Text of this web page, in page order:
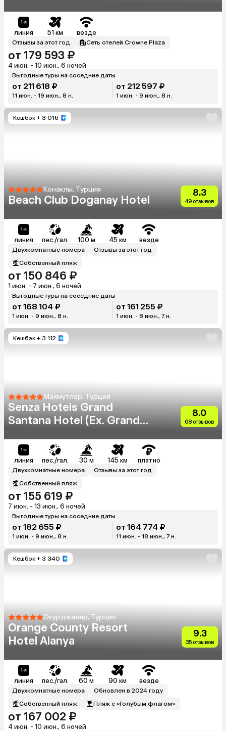
линия 51 км везде
Отзывы за этот год Сеть отелей Crowne Plaza
от 179 593 ₽
4 июн. - 10 июн., 6 ночей
Выгодные туры на соседние даты
от 211 618 ₽
11 июн. - 19 июн., 8 н.
от 212 597 ₽
1 июн. - 9 июн., 8 н.
Кешбэк + 3 016
Конаклы, Турция
Beach Club Doganay Hotel
8.3
49 отзывов
линия пес./гал. 100 м 45 км везде
Двухкомнатные номера
Отзывы за этот год
Собственный пляж
от 150 846 ₽
1 июн. - 7 июн., 6 ночей
Выгодные туры на соседние даты
от 168 104 ₽
1 июн. - 9 июн., 8 н.
от 161 255 ₽
1 июн. - 8 июн., 7 н.
Кешбэк + 3 112
Махмутлар, Турция
Senza Hotels Grand
Santana Hotel (Ex. Grand
8.0
68 отзывов
линия пес./гал. 30 м 145 км платно
Двухкомнатные номера
Отзывы за этот год
Собственный пляж
от 155 619 ₽
7 июн. - 13 июн., 6 ночей
Выгодные туры на соседние даты
от 182 655 ₽
1 июн. - 9 июн., 8 н.
от 164 774 ₽
11 июн. - 18 июн., 7 н.
Кешбэк + 3 340
Окурджалар, Турция
Orange County Resort
Hotel Alanya
9.3
35 отзывов
линия пес./гал. 60 м 90 км везде
Двухкомнатные номера
Обновлен в 2024 году
Собственный пляж
Пляж с «Голубым флагом»
от 167 002 ₽
4 июн. - 10 июн., 6 ночей